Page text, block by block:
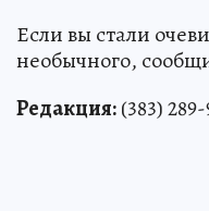
К ЧИТАТЕЛЯМ
Если вы стали
необычного,